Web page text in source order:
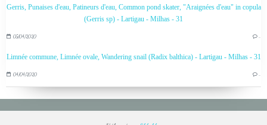
Gerris, Punaises d'eau, Patineurs d'eau, Common pond skater, "Araignées d'eau" in copula
(Gerris sp) - Lartigau - Milhas - 31
05/04/2020 …
Limnée commune, Limnée ovale, Wandering snail (Radix balthica) - Lartigau - Milhas - 31
04/04/2020 …